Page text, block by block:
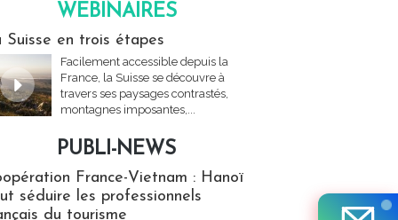
WEBINAIRES
Suisse en trois étapes
Facilement accessible depuis la
France, la Suisse se découvre à
travers ses paysages contrastés,
montagnes imposantes,...
PUBLI-NEWS
France-Vietnam : Hanoï
séduire les professionnels
du tourisme